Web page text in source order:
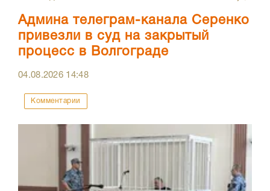
Админа телеграм-канала Серенко
привезли в суд на закрытый
процесс в Волгограде
04.08.2026 14:48
Комментарии